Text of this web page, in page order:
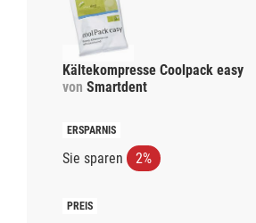
Kältekompresse Coolpack easy
von Smartdent
Sie sparen 2%